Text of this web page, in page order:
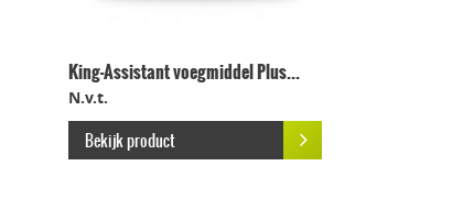
King-Assistant voegmiddel Plus...
N.v.t.
Bekijk product